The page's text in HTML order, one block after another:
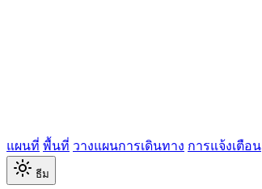
แผนที่ พื้นที่ วางแผนการเดินทาง การแจ้งเตือน
ธีม